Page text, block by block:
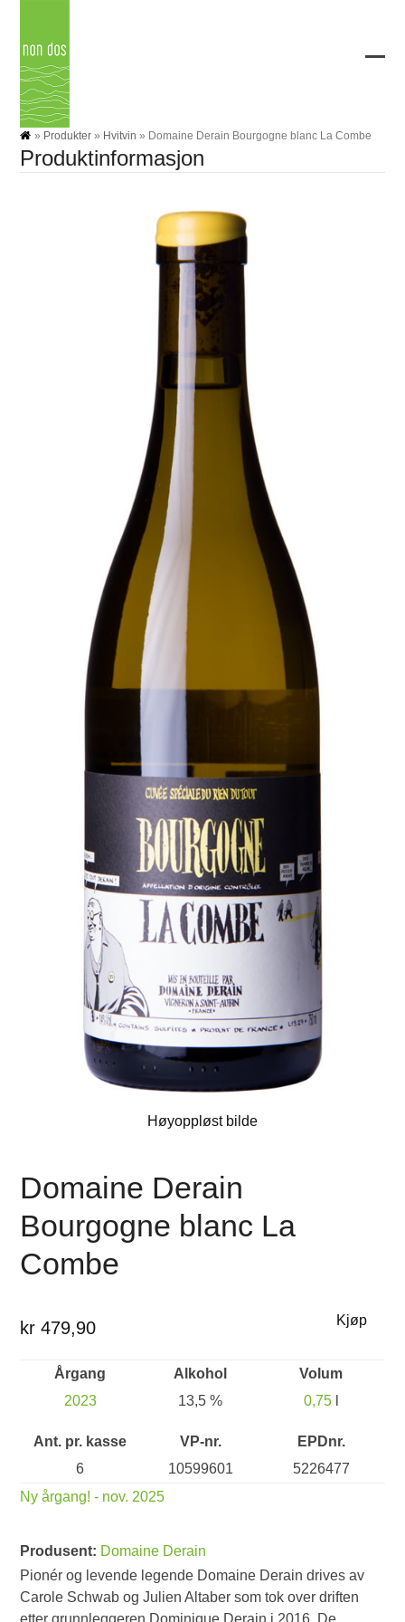
content
» Produkter » Hvitvin » Domaine Derain Bourgogne blanc La Combe
Produktinformasjon
Høyoppløst bilde
Domaine Derain
Bourgogne blanc La
Combe
kr 479,90 Kjøp
Årgang
2023
Alkohol
13,5 %
Volum
0,75l
Ant. pr. kasse
6
VP-nr.
10599601
EPDnr.
5226477
Ny årgang! - nov. 2025
Produsent: Domaine Derain
Pionér og levende legende Domaine Derain drives av
Carole Schwab og Julien Altaber som tok over driften